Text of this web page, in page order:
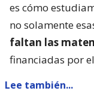
es cómo
no solamente
faltan las
financiadas por
Lee también...